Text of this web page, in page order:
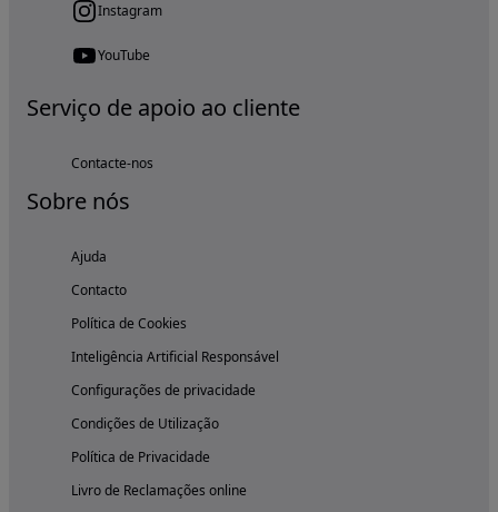
Instagram
YouTube
Serviço de apoio ao cliente
Contacte-nos
Sobre nós
Ajuda
Contacto
Política de Cookies
Inteligência Artificial Responsável
Configurações de privacidade
Condições de Utilização
Política de Privacidade
Livro de Reclamações online